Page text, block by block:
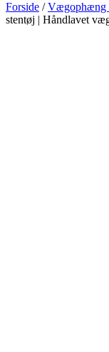
Forside /Vægophæng
stentøj | Håndlavet